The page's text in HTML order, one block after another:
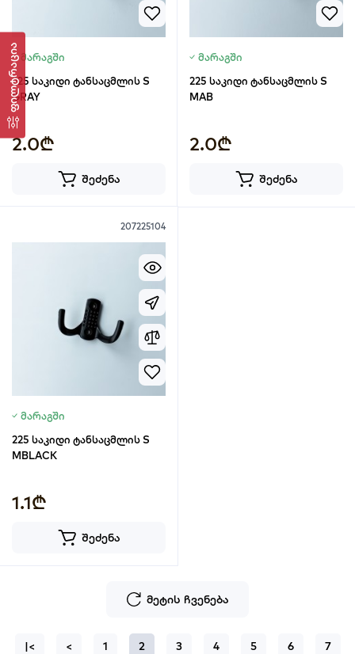
ფილტრაციამარაგში
225 საკიდი ტანსაცმლის S
GRAY
2.0₾
შეძენა
მარაგში
225 საკიდი ტანსაცმლის S
MAB
2.0₾
შეძენა
207225104
მარაგში
225 საკიდი ტანსაცმლის S
MBLACK
1.1₾
შეძენა
მეტის ჩვენება
|< < 1 2 3 4 5 6 7